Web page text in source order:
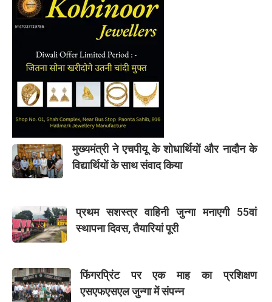
मुख्यमंत्री ने एचपीयू के शोधार्थियों और नादौन के
विद्यार्थियों के साथ संवाद किया
प्रथम सशस्त्र वाहिनी जुन्गा मनाएगी 55वां
स्थापना दिवस, तैयारियां पूरी
फिंगरप्रिंट पर एक माह का प्रशिक्षण
एसएफएसएल जुन्गा में संपन्न